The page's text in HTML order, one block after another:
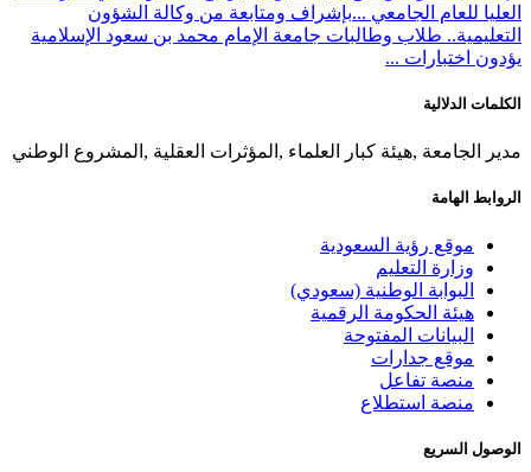
العليا للعام الجامعي ...بإشراف ومتابعة من وكالة الشؤون
التعليمية.. طلاب وطالبات جامعة الإمام محمد بن سعود الإسلامية
يؤدون اختبارات ...
الكلمات الدلالية
مدير الجامعة ,هيئة كبار العلماء ,المؤثرات العقلية ,المشروع الوطني
الروابط الهامة
موقع رؤية السعودية
وزارة التعليم
البوابة الوطنية (سعودي)
هيئة الحكومة الرقمية
البيانات المفتوحة
موقع جدارات
منصة تفاعل
منصة استطلاع
الوصول السريع